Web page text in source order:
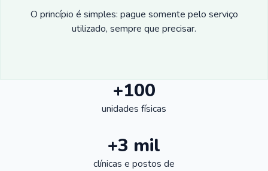
O princípio é simples: pague somente pelo serviço
utilizado, sempre que precisar.
+100
unidades físicas
+3 mil
clínicas e postos de